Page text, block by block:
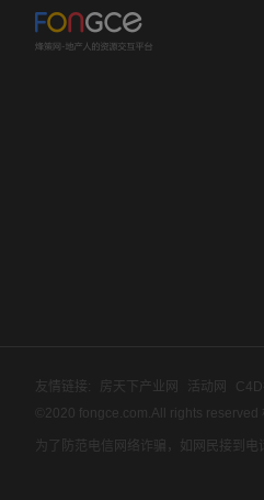
友情链接: 房天下产业网 活动网 C4D
©2020 fongce.com.All rights reserved
为了防范电信网络诈骗，如网民接到电